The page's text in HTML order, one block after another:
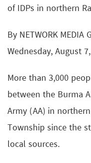
of IDPs in northern
By NETWORK MEDIA
Wednesday, August
More than 3,000
between the Burma
Army (AA) in
Township since the
local sources.